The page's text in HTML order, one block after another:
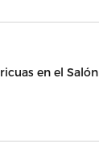
en el